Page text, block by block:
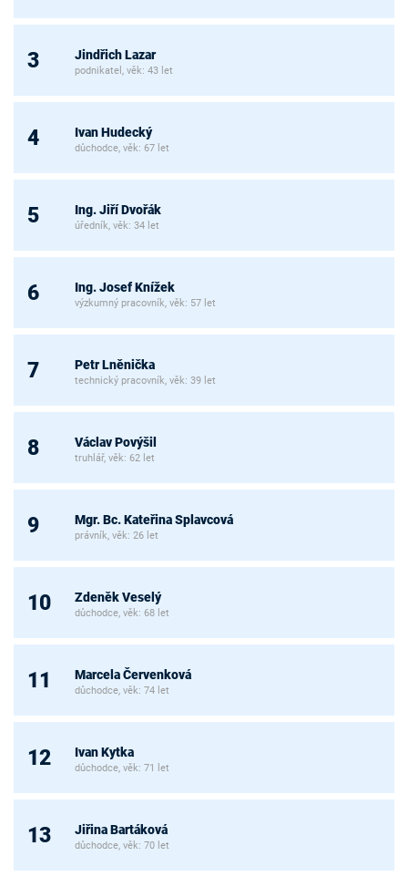
3 Jindřich Lazar
podnikatel, věk: 43 let
4 Ivan Hudecký
důchodce, věk: 67 let
5 Ing. Jiří Dvořák
úředník, věk: 34 let
6 Ing. Josef Knížek
výzkumný pracovník, věk: 57 let
7 Petr Lněnička
technický pracovník, věk: 39 let
8 Václav Povýšil
truhlář, věk: 62 let
9 Mgr. Bc. Kateřina Splavcová
právník, věk: 26 let
10 Zdeněk Veselý
důchodce, věk: 68 let
11 Marcela Červenková
důchodce, věk: 74 let
12 Ivan Kytka
důchodce, věk: 71 let
13 Jiřina Bartáková
důchodce, věk: 70 let